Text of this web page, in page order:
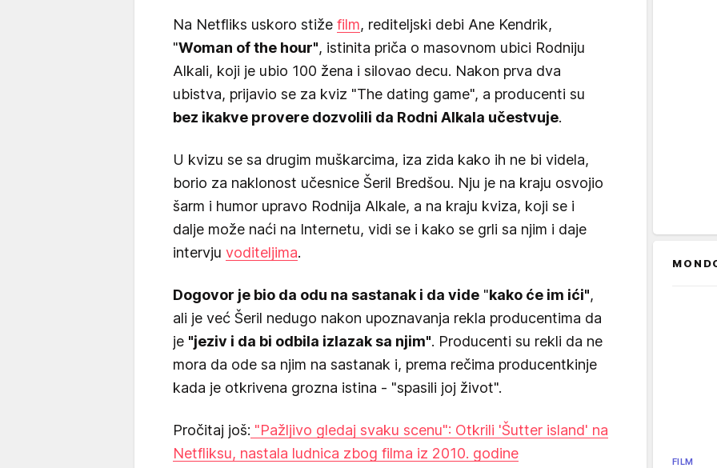
Na Netfliks uskoro stiže film, rediteljski debi Ane Kendrik,
"Woman of the hour", istinita priča o masovnom ubici Rodniju
Alkali, koji je ubio 100 žena i silovao decu. Nakon prva dva
ubistva, prijavio se za kviz "The dating game", a producenti su
bez ikakve provere dozvolili da Rodni Alkala učestvuje.
U kvizu se sa drugim muškarcima, iza zida kako ih ne bi videla,
borio za naklonost učesnice Šeril Bredšou. Nju je na kraju osvojio
šarm i humor upravo Rodnija Alkale, a na kraju kviza, koji se i
dalje može naći na Internetu, vidi se i kako se grli sa njim i daje
intervju voditeljima.
Dogovor je bio da odu na sastanak i da vide "kako će im ići",
ali je već Šeril nedugo nakon upoznavanja rekla producentima da
je "jeziv i da bi odbila izlazak sa njim". Producenti su rekli da ne
mora da ode sa njim na sastanak i, prema rečima producentkinje
kada je otkrivena grozna istina - "spasili joj život".
Pročitaj još: "Pažljivo gledaj svaku scenu": Otkrili 'Šutter island' na
Netfliksu, nastala ludnica zbog filma iz 2010. godine
FILM